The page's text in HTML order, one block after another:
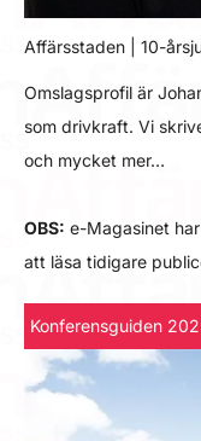
Affärsstaden | 10-
Omslagsprofil är
som drivkraft. Vi
och mycket mer…
OBS: e-Magasinet
att läsa tidigare
Konferensguiden